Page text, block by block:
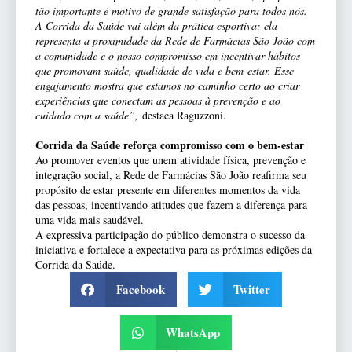
tão importante é motivo de grande satisfação para todos nós.
A Corrida da Saúde vai além da prática esportiva; ela
representa a proximidade da Rede de Farmácias São João com
a comunidade e o nosso compromisso em incentivar hábitos
que promovam saúde, qualidade de vida e bem-estar. Esse
engajamento mostra que estamos no caminho certo ao criar
experiências que conectam as pessoas à prevenção e ao
cuidado com a saúde”, destaca Raguzzoni.
Corrida da Saúde reforça compromisso com o bem-estar
Ao promover eventos que unem atividade física, prevenção e
integração social, a Rede de Farmácias São João reafirma seu
propósito de estar presente em diferentes momentos da vida
das pessoas, incentivando atitudes que fazem a diferença para
uma vida mais saudável.
A expressiva participação do público demonstra o sucesso da
iniciativa e fortalece a expectativa para as próximas edições da
Corrida da Saúde.
Facebook Twitter
WhatsApp